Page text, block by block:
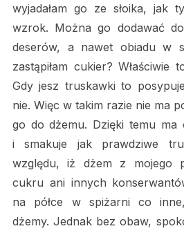
wyjadałam go ze słoika, jak
wzrok. Można go dodawać
deserów, a nawet obiadu w
zastąpiłam cukier?
Gdy jesz truskawki to
nie. Więc w takim razie nie ma
go do dżemu. Dzięki temu ma
i smakuje jak prawdziwe
względu, iż dżem z mojego
cukru ani innych
na półce w spiżarni co
dżemy. Jednak bez obaw,